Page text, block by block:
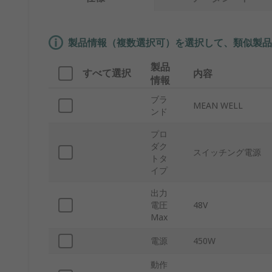
製品情報（複数選択可）を選択して、類似製品
すべて選択
製品
情報
内容
ブラ
ンド
MEAN WELL
プロ
ダク
トタ
イプ
スイッチング電源
出力
電圧
Max
48V
電源 450W
動作